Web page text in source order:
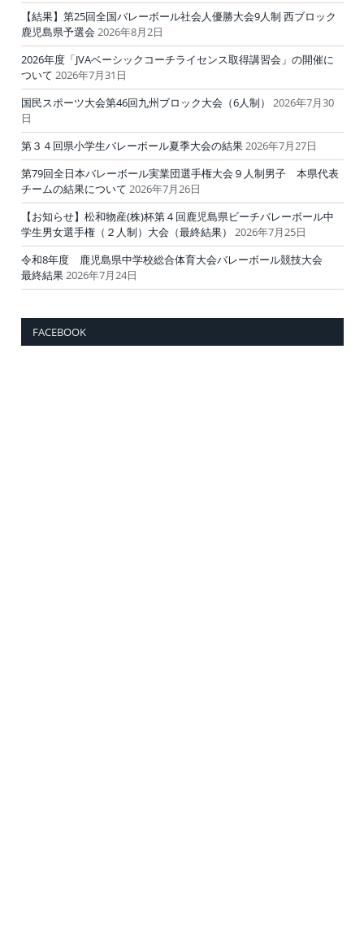
【結果】第25回全国バレーボール社会人優勝大会9人制 西ブロック
鹿児島県予選会 2026年8月2日
2026年度「JVAベーシックコーチライセンス取得講習会」の開催に
ついて 2026年7月31日
国民スポーツ大会第46回九州ブロック大会（6人制）
2026年7月30
日
第３４回県小学生バレーボール夏季大会の結果2026年7月27日
第79回全日本バレーボール実業団選手権大会９人制男子 本県代表
チームの結果について 2026年7月26日
【お知らせ】松和物産(株)杯第４回鹿児島県ビーチバレーボール中
学生男女選手権（２人制）大会（最終結果）
2026年7月25日
令和8年度 鹿児島県中学校総合体育大会バレーボール競技大会
最終結果2026年7月24日
FACEBOOK